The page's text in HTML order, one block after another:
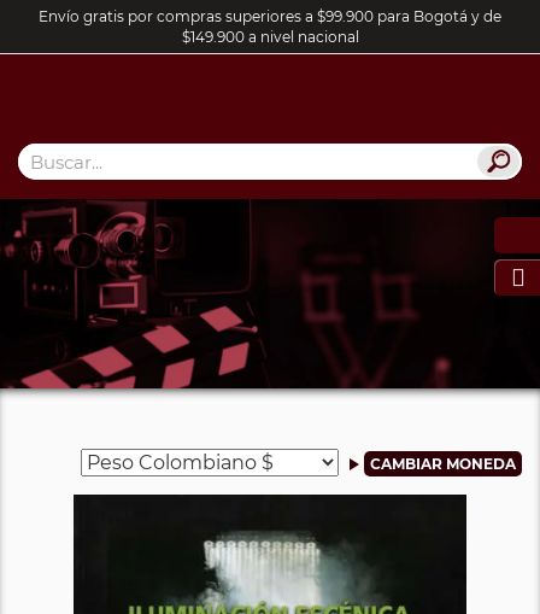
Envío gratis por compras superiores a $99.900 para Bogotá y de
$149.900 a nivel nacional
